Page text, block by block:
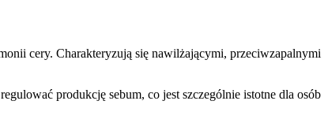
cery. Charakteryzują się nawilżającymi, przeciwzapalnymi
produkcję sebum, co jest szczególnie istotne dla osób